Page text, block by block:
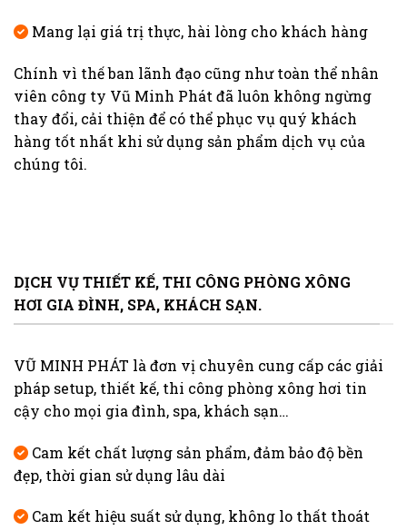
Mang lại giá trị thực, hài lòng cho khách hàng
Chính vì thế ban lãnh đạo cũng như toàn thể nhân
viên công ty Vũ Minh Phát đã luôn không ngừng
thay đổi, cải thiện để có thể phục vụ quý khách
hàng tốt nhất khi sử dụng sản phẩm dịch vụ của
chúng tôi.
DỊCH VỤ THIẾT KẾ, THI CÔNG PHÒNG XÔNG
HƠI GIA ĐÌNH, SPA, KHÁCH SẠN.
VŨ MINH PHÁT là đơn vị chuyên cung cấp các giải
pháp setup, thiết kế, thi công phòng xông hơi tin
cậy cho mọi gia đình, spa, khách sạn…
Cam kết chất lượng sản phẩm, đảm bảo độ bền
đẹp, thời gian sử dụng lâu dài
Cam kết hiệu suất sử dụng, không lo thất thoát